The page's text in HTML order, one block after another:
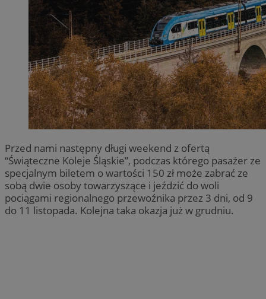
Przed nami następny długi weekend z ofertą
“Świąteczne Koleje Śląskie”, podczas którego pasażer ze
specjalnym biletem o wartości 150 zł może zabrać ze
sobą dwie osoby towarzyszące i jeździć do woli
pociągami regionalnego przewoźnika przez 3 dni, od 9
do 11 listopada. Kolejna taka okazja już w grudniu.